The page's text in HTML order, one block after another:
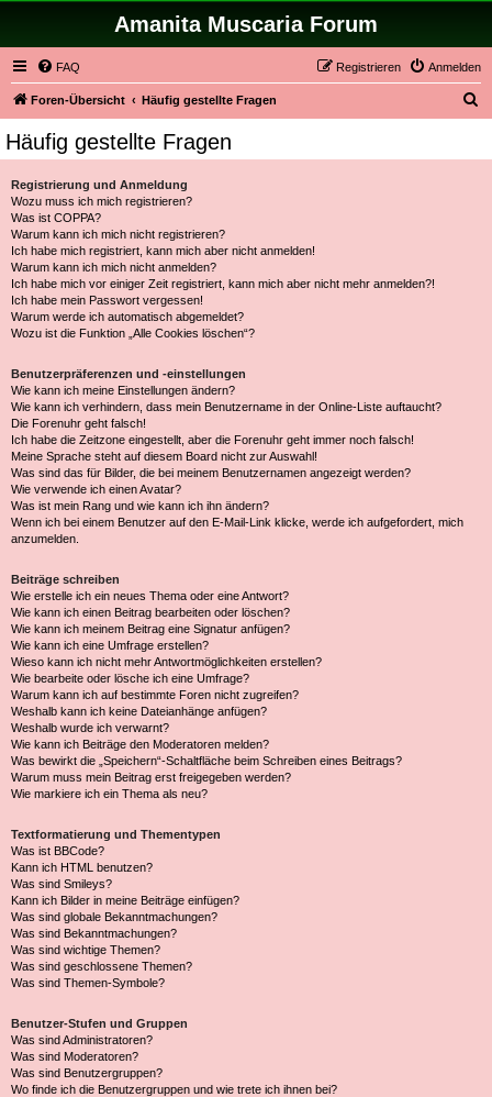
Amanita Muscaria Forum
FAQ Anmelden
Registrieren
Foren-Übersicht Häufig gestellte Fragen
Häufig gestellte Fragen
Registrierung und Anmeldung
Wozu muss ich mich registrieren?
Was ist COPPA?
Warum kann ich mich nicht registrieren?
Ich habe mich registriert, kann mich aber nicht anmelden!
Warum kann ich mich nicht anmelden?
Ich habe mich vor einiger Zeit registriert, kann mich aber nicht mehr anmelden?!
Ich habe mein Passwort vergessen!
Warum werde ich automatisch abgemeldet?
Wozu ist die Funktion „Alle Cookies löschen“?
Benutzerpräferenzen und -einstellungen
Wie kann ich meine Einstellungen ändern?
Wie kann ich verhindern, dass mein Benutzername in der Online-Liste auftaucht?
Die Forenuhr geht falsch!
Ich habe die Zeitzone eingestellt, aber die Forenuhr geht immer noch falsch!
Meine Sprache steht auf diesem Board nicht zur Auswahl!
Was sind das für Bilder, die bei meinem Benutzernamen angezeigt werden?
Wie verwende ich einen Avatar?
Was ist mein Rang und wie kann ich ihn ändern?
Wenn ich bei einem Benutzer auf den E-Mail-Link klicke, werde ich aufgefordert, mich
anzumelden.
Beiträge schreiben
Wie erstelle ich ein neues Thema oder eine Antwort?
Wie kann ich einen Beitrag bearbeiten oder löschen?
Wie kann ich meinem Beitrag eine Signatur anfügen?
Wie kann ich eine Umfrage erstellen?
Wieso kann ich nicht mehr Antwortmöglichkeiten erstellen?
Wie bearbeite oder lösche ich eine Umfrage?
Warum kann ich auf bestimmte Foren nicht zugreifen?
Weshalb kann ich keine Dateianhänge anfügen?
Weshalb wurde ich verwarnt?
Wie kann ich Beiträge den Moderatoren melden?
Was bewirkt die „Speichern“-Schaltfläche beim Schreiben eines Beitrags?
Warum muss mein Beitrag erst freigegeben werden?
Wie markiere ich ein Thema als neu?
Textformatierung und Thementypen
Was ist BBCode?
Kann ich HTML benutzen?
Was sind Smileys?
Kann ich Bilder in meine Beiträge einfügen?
Was sind globale Bekanntmachungen?
Was sind Bekanntmachungen?
Was sind wichtige Themen?
Was sind geschlossene Themen?
Was sind Themen-Symbole?
Benutzer-Stufen und Gruppen
Was sind Administratoren?
Was sind Moderatoren?
Was sind Benutzergruppen?
Wo finde ich die Benutzergruppen und wie trete ich ihnen bei?